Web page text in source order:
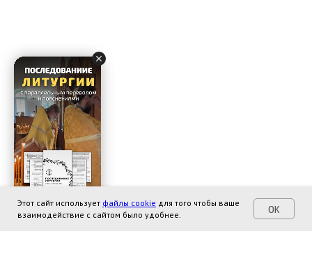
Этот сайт использует файлы cookie для того чтобы ваше
взаимодействие с сайтом было удобнее.
OK